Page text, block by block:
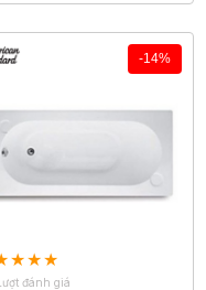
-14%
đánh giá